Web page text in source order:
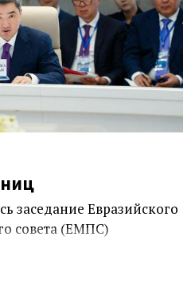
заседание Евразийского
совета (ЕМПС)